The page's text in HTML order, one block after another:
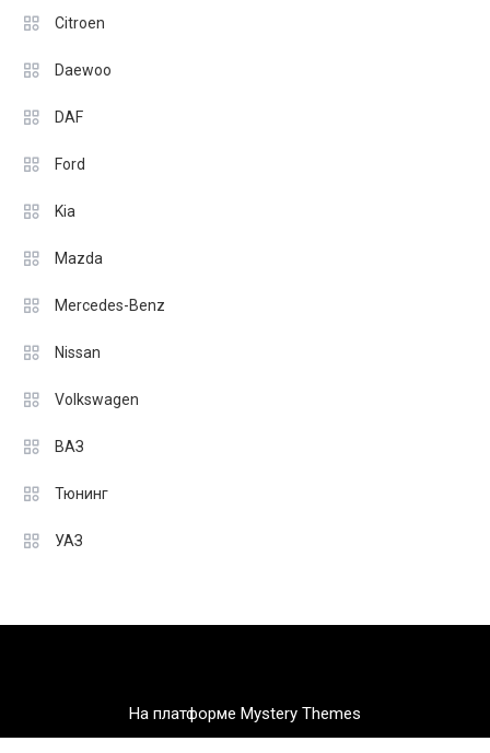
Citroen
Daewoo
DAF
Ford
Kia
Mazda
Mercedes-Benz
Nissan
Volkswagen
ВАЗ
Тюнинг
УАЗ
На платформе Mystery Themes